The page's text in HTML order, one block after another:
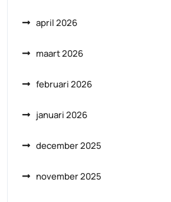
april 2026
maart 2026
februari 2026
januari 2026
december 2025
november 2025